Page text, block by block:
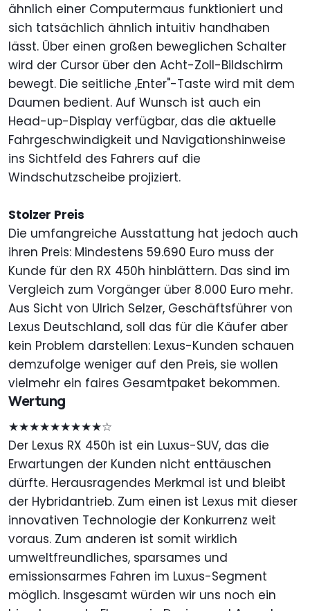
ähnlich einer Computermaus funktioniert und
sich tatsächlich ähnlich intuitiv handhaben
lässt. Über einen großen beweglichen Schalter
wird der Cursor über den Acht-Zoll-Bildschirm
bewegt. Die seitliche ,Enter"-Taste wird mit dem
Daumen bedient. Auf Wunsch ist auch ein
Head-up-Display verfügbar, das die aktuelle
Fahrgeschwindigkeit und Navigationshinweise
ins Sichtfeld des Fahrers auf die
Windschutzscheibe projiziert.
Stolzer Preis
Die umfangreiche Ausstattung hat jedoch auch
ihren Preis: Mindestens 59.690 Euro muss der
Kunde für den RX 450h hinblättern. Das sind im
Vergleich zum Vorgänger über 8.000 Euro mehr.
Aus Sicht von Ulrich Selzer, Geschäftsführer von
Lexus Deutschland, soll das für die Käufer aber
kein Problem darstellen: Lexus-Kunden schauen
demzufolge weniger auf den Preis, sie wollen
vielmehr ein faires Gesamtpaket bekommen.
Wertung
★★★★★★★★★☆
Der Lexus RX 450h ist ein Luxus-SUV, das die
Erwartungen der Kunden nicht enttäuschen
dürfte. Herausragendes Merkmal ist und bleibt
der Hybridantrieb. Zum einen ist Lexus mit dieser
innovativen Technologie der Konkurrenz weit
voraus. Zum anderen ist somit wirklich
umweltfreundliches, sparsames und
emissionsarmes Fahren im Luxus-Segment
möglich. Insgesamt würden wir uns noch ein